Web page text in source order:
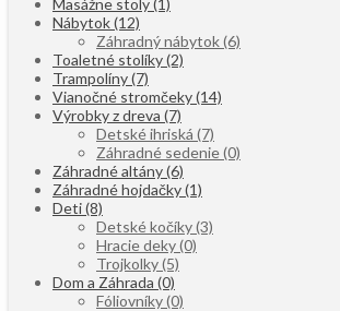
Nábytok(12)
Záhradný nábytok(6)
Toaletné stolíky(2)
Trampolíny(7)
Vianočné stromčeky(14)
Výrobky z dreva (7)
Detské ihriská (7)
Záhradné sedenie(0)
Záhradné altány(6)
Záhradné hojdačky(1)
Deti(8)
Detské kočíky(3)
Hracie deky(0)
Trojkolky(5)
Dom a Záhrada (0)
Fóliovníky(0)